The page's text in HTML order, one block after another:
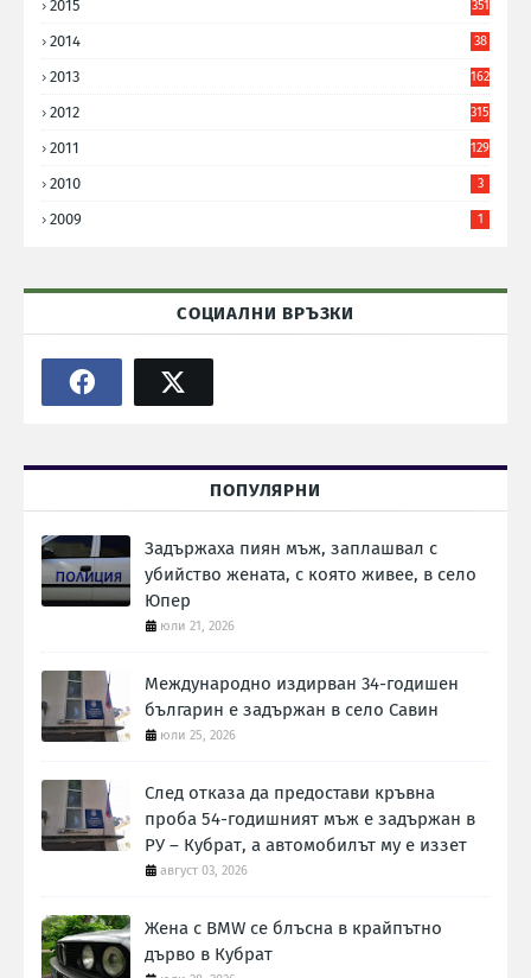
2015 351
2014
38
2013 162
2012 315
2011 129
2010 3
2009 1
СОЦИАЛНИ ВРЪЗКИ
ПОПУЛЯРНИ
Задържаха пиян мъж, заплашвал с
убийство жената, с която живее, в село
Юпер
юли 21, 2026
Международно издирван 34-годишен
българин е задържан в село Савин
юли 25, 2026
След отказа да предостави кръвна
проба 54-годишният мъж е задържан в
РУ – Кубрат, а автомобилът му е иззет
август 03, 2026
Жена с BMW се блъсна в крайпътно
дърво в Кубрат